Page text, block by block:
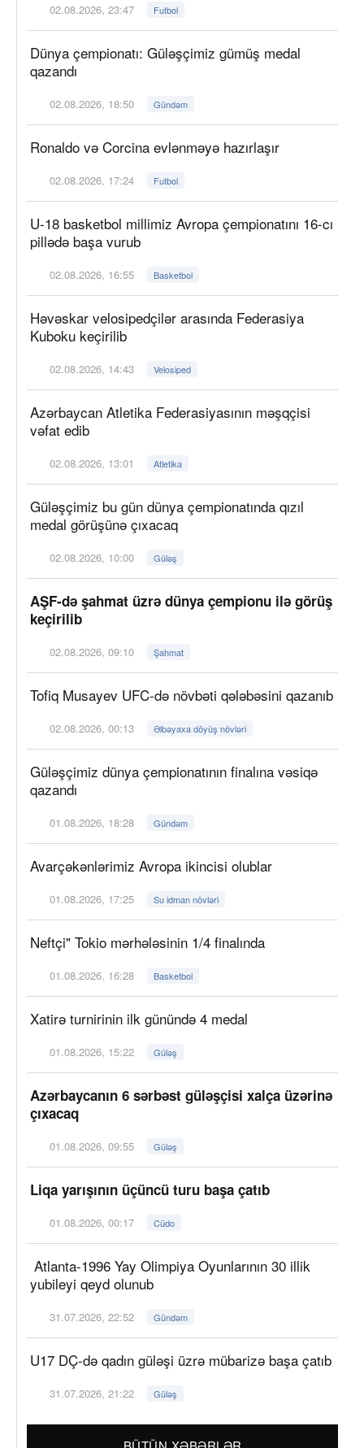
02.08.2026, 23:47 Futbol
Dünya çempionatı: Güləşçimiz gümüş medal
qazandı
02.08.2026, 18:50 Gündəm
Ronaldo və Corcina evlənməyə hazırlaşır
02.08.2026, 17:24 Futbol
U-18 basketbol millimiz Avropa çempionatını 16-cı
pillədə başa vurub
02.08.2026, 16:55 Basketbol
Həvəskar velosipedçilər arasında Federasiya
Kuboku keçirilib
02.08.2026, 14:43 Velosiped
Azərbaycan Atletika Federasiyasının məşqçisi
vəfat edib
02.08.2026, 13:01 Atletika
Güləşçimiz bu gün dünya çempionatında qızıl
medal görüşünə çıxacaq
02.08.2026, 10:00 Güləş
AŞF-də şahmat üzrə dünya çempionu ilə görüş
keçirilib
02.08.2026, 09:10 Şahmat
Tofiq Musayev UFC-də növbəti qələbəsini qazanıb
02.08.2026, 00:13 Əlbəyaxa döyüş növləri
Güləşçimiz dünya çempionatının finalına vəsiqə
qazandı
01.08.2026, 18:28 Gündəm
Avarçəkənlərimiz Avropa ikincisi olublar
01.08.2026, 17:25 Su idman növləri
Neftçi" Tokio mərhələsinin 1/4 finalında
01.08.2026, 16:28 Basketbol
Xatirə turnirinin ilk günündə 4 medal
01.08.2026, 15:22 Güləş
Azərbaycanın 6 sərbəst güləşçisi xalça üzərinə
çıxacaq
01.08.2026, 09:55 Güləş
Liqa yarışının üçüncü turu başa çatıb
01.08.2026, 00:17 Cüdo
Atlanta-1996 Yay Olimpiya Oyunlarının 30 illik
yubileyi qeyd olunub
31.07.2026, 22:52 Gündəm
U17 DÇ-də qadın güləşi üzrə mübarizə başa çatıb
31.07.2026, 21:22 Güləş